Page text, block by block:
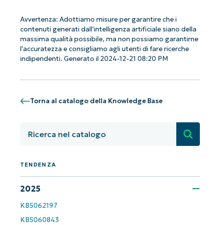
Avvertenza: Adottiamo misure per garantire che i
contenuti generati dall'intelligenza artificiale siano della
massima qualità possibile, ma non possiamo garantirne
l'accuratezza e consigliamo agli utenti di fare ricerche
indipendenti. Generato il 2024-12-21 08:20 PM
Torna al catalogo della Knowledge Base
Ricerca
TENDENZA
2025
KB5062197
KB5060843
Iniziate con le analisi KB guidate
dall'AI di NinjaOne!
Non è richiesta alcuna carta di credito e si ha
and
name*